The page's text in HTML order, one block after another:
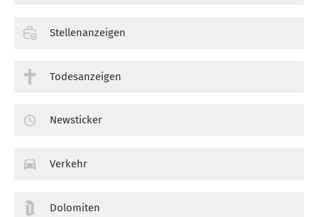
Stellenanzeigen
Todesanzeigen
Newsticker
Verkehr
Dolomiten